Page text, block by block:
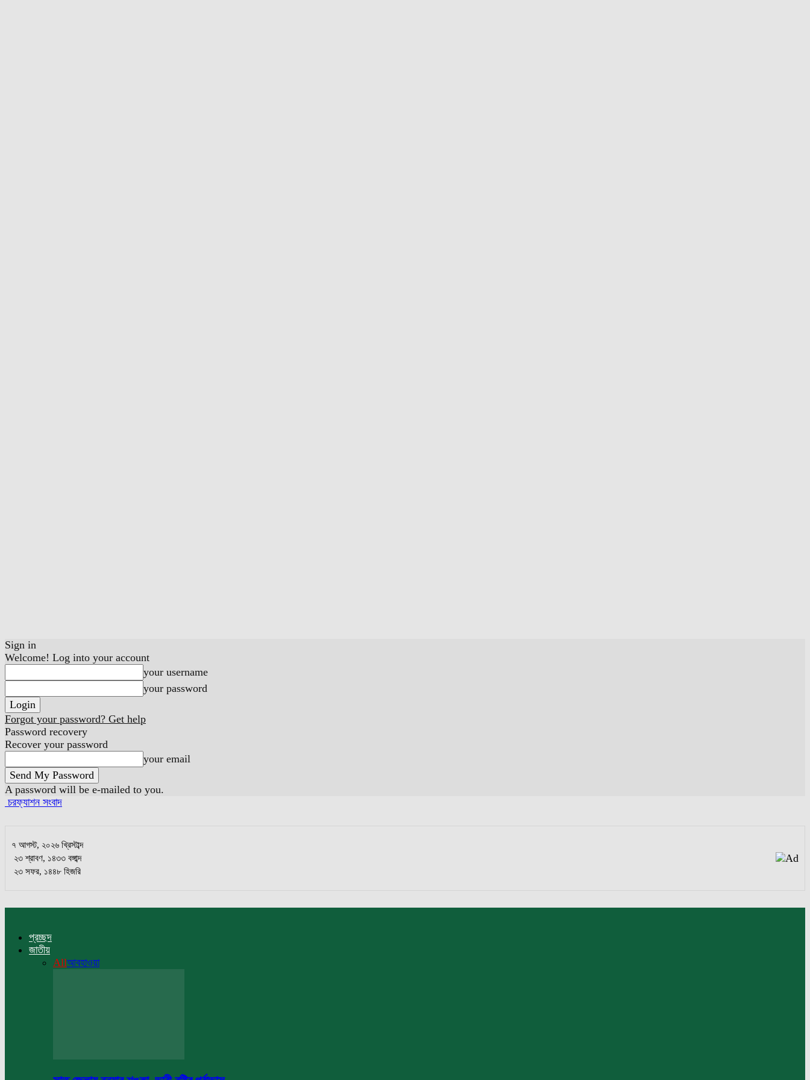
Sign in
Welcome! Log into your account
your username
your password
Forgot your password? Get help
Password recovery
Recover your password
your email
A password will be e-mailed to you.
চরফ্যাশন সংবাদ
৭ আগস্ট, ২০২৬ খ্রিস্টাব্দ
২৩ শ্রাবণ, ১৪৩৩ বঙ্গাব্দ
২৩ সফর, ১৪৪৮ হিজরি
প্রচ্ছদ
জাতীয়
Allআবহাওয়া